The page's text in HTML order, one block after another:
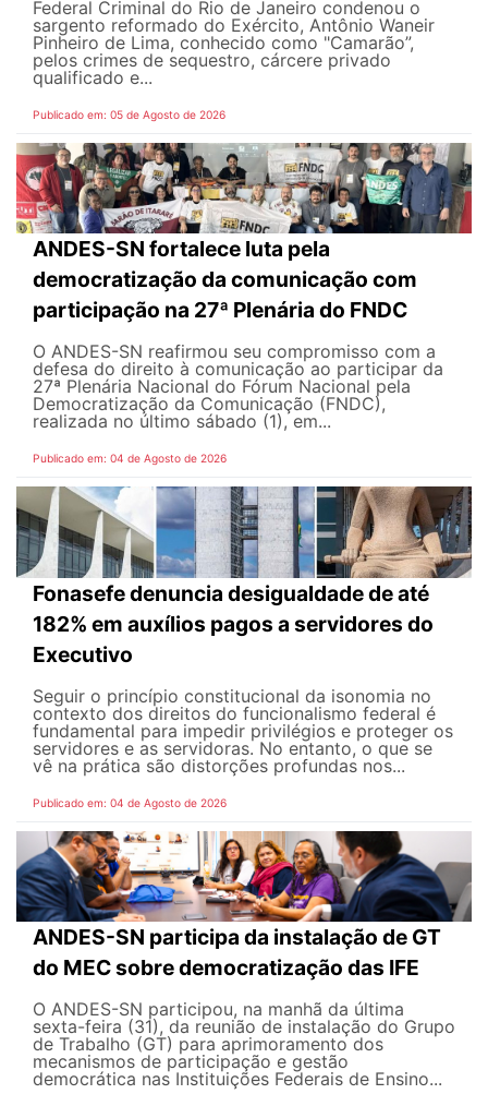
Federal Criminal do Rio de Janeiro condenou o
sargento reformado do Exército, Antônio Waneir
Pinheiro de Lima, conhecido como "Camarão”,
pelos crimes de sequestro, cárcere privado
qualificado e...
Publicado em: 05 de Agosto de 2026
ANDES-SN fortalece luta pela
democratização da comunicação com
participação na 27ª Plenária do FNDC
O ANDES-SN reafirmou seu compromisso com a
defesa do direito à comunicação ao participar da
27ª Plenária Nacional do Fórum Nacional pela
Democratização da Comunicação (FNDC),
realizada no último sábado (1), em...
Publicado em: 04 de Agosto de 2026
Fonasefe denuncia desigualdade de até
182% em auxílios pagos a servidores do
Executivo
Seguir o princípio constitucional da isonomia no
contexto dos direitos do funcionalismo federal é
fundamental para impedir privilégios e proteger os
servidores e as servidoras. No entanto, o que se
vê na prática são distorções profundas nos...
Publicado em: 04 de Agosto de 2026
ANDES-SN participa da instalação de GT
do MEC sobre democratização das IFE
O ANDES-SN participou, na manhã da última
sexta-feira (31), da reunião de instalação do Grupo
de Trabalho (GT) para aprimoramento dos
mecanismos de participação e gestão
democrática nas Instituições Federais de Ensino...